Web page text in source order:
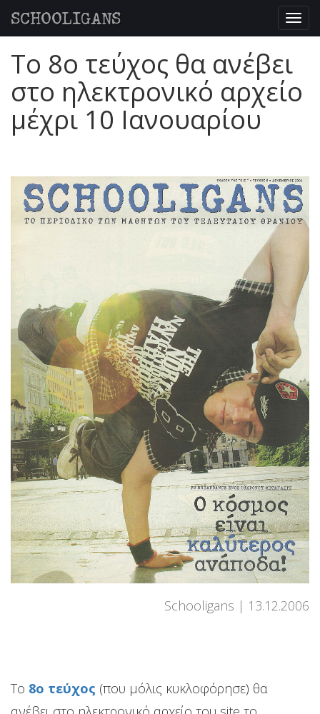
SCHOOLIGANS
To 8o τεύχος θα ανέβει
στο ηλεκτρονικό αρχείο
μέχρι 10 Ιανουαρίου
Schooligans 13.12.2006
To 8o τεύχος (που μόλις κυκλοφόρησε) θα